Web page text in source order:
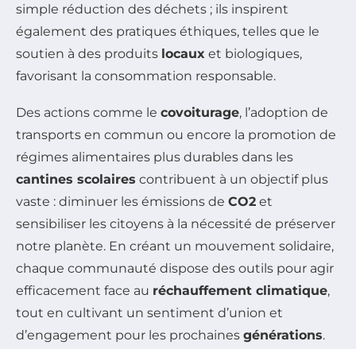
simple réduction des déchets ; ils inspirent
également des pratiques éthiques, telles que le
soutien à des produits locaux et biologiques,
favorisant la consommation responsable.
Des actions comme le covoiturage, l’adoption de
transports en commun ou encore la promotion de
régimes alimentaires plus durables dans les
cantines scolaires contribuent à un objectif plus
vaste : diminuer les émissions de CO2 et
sensibiliser les citoyens à la nécessité de préserver
notre planète. En créant un mouvement solidaire,
chaque communauté dispose des outils pour agir
efficacement face au réchauffement climatique,
tout en cultivant un sentiment d’union et
d’engagement pour les prochaines générations.